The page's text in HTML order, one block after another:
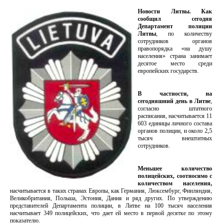
Новости Литвы. Как
сообщил сегодня
Департамент полиции
Литвы, по количеству
сотрудников органов
правопорядка «на душу
населения» страна занимает
десятое место среди
европейских государств.
В частности, на
сегодняшний день в Литве,
согласно штатного
расписания, насчитывается 11
603 единицы личного состава
органов полиции, и около 2,5
тысяч внештатных
сотрудников.
Меньшее количество
полицейских, соотносимо с
количеством населения,
насчитывается в таких странах Европы, как Германия, Люксембург, Финляндия,
Великобритания, Польша, Эстония, Дания и ряд других. По утверждению
представителей Департамента полиции, в Литве на 100 тысяч населения
насчитывает 349 полицейских, что дает ей место в первой десятке по этому
показателю.